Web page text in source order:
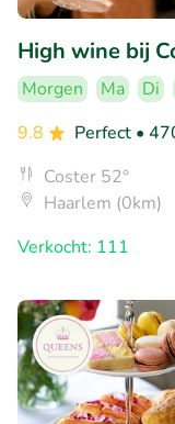
High wine bij
Morgen Ma Di
9.8
Perfect •
Coster 52°
Haarlem (0km)
Verkocht: 111